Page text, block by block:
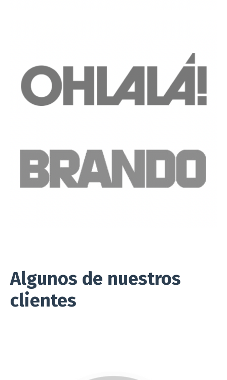
Algunos de nuestros
clientes